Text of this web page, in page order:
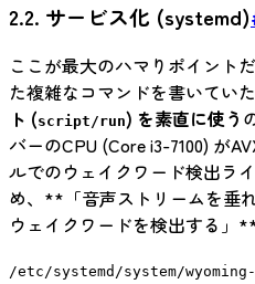
2.2. サービス化 (systemd)
ここが最大のハマりポイント
た複雑なコマンドを書いてい
ト (script/run) を素直に使う
バーのCPU (Core i3-7100) が
ルでのウェイクワード検出ラ
め、**「音声ストリームを垂
ウェイクワードを検出する」
/etc/systemd/system/